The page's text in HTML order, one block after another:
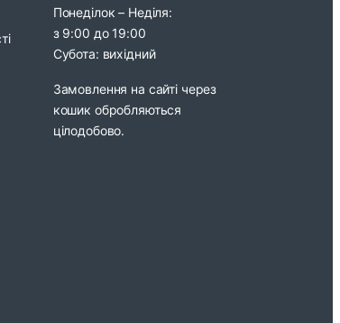
Понеділок – Неділя:
з 9:00 до 19:00
Субота: вихідний
Замовлення на сайті через
кошик обробляються
цілодобово.